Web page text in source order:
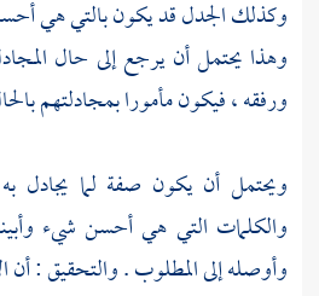
وكذلك الجدل قد يكون بالتي هي
وهذا يحتمل أن يرجع إلى حال
ورفقه ، فيكون مأمورا بمجادلتهم
ويحتمل أن يكون صفة لما يجادل
والكلمات التي هي أحسن شيء
وأوصله إلى المطلوب . والتحقيق : أن